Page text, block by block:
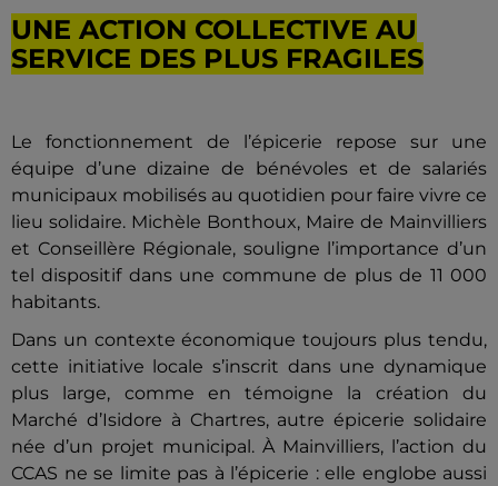
UNE ACTION COLLECTIVE AU
SERVICE DES PLUS FRAGILES
Le fonctionnement de l’épicerie repose sur une
équipe d’une dizaine de bénévoles et de salariés
municipaux mobilisés au quotidien pour faire vivre ce
lieu solidaire. Michèle Bonthoux, Maire de Mainvilliers
et Conseillère Régionale, souligne l’importance d’un
tel dispositif dans une commune de plus de 11 000
habitants.
Dans un contexte économique toujours plus tendu,
cette initiative locale s’inscrit dans une dynamique
plus large, comme en témoigne la création du
Marché d’Isidore à Chartres, autre épicerie solidaire
née d’un projet municipal. À Mainvilliers, l’action du
CCAS ne se limite pas à l’épicerie : elle englobe aussi